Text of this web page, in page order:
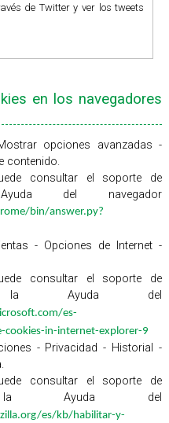
de Twitter y ver los tweets
en los navegadores
opciones avanzadas -
contenido.
consultar el soporte de
del navegador
bin/answer.py?
- Opciones de Internet -
consultar el soporte de
Ayuda del
es-
in-internet-explorer-9
- Privacidad - Historial -
consultar el soporte de
Ayuda del
es/kb/habilitar-y-